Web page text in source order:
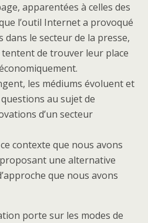
apparentées à celles des
l’outil Internet a provoqué
le secteur de la presse,
de trouver leur place
les médiums évoluent et
au sujet de
d’un secteur
contexte que nous avons
une alternative
que nous avons
porte sur les modes de